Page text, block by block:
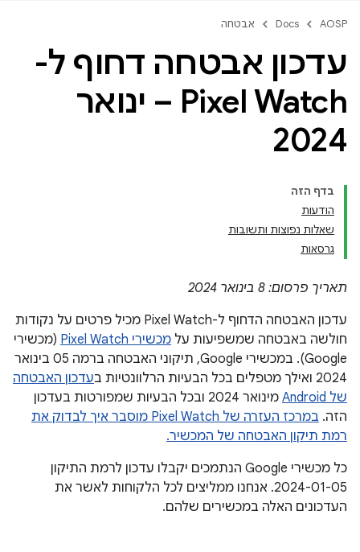
AOSP
Docs אבטחה
עדכון אבטחה דחוף ל-
Pixel Watch – ינואר
2024
בדף הזה
הודעות
שאלות נפוצות ותשובות
גרסאות
תאריך פרסום: 8 בינואר 2024
עדכון האבטחה הדחוף ל-Pixel Watch מכיל פרטים על נקודות
חולשה באבטחה שמשפיעות על מכשירי Pixel Watch
(מכשירי
Google). במכשירי Google, תיקוני האבטחה ברמה 05 בינואר
2024 ואילך מטפלים בכל הבעיות הרלוונטיות ב
עדכון האבטחה
של Android
מינואר 2024 ובכל הבעיות שמפורטות בעדכון
הזה.
במרכז העזרה של Pixel Watch מוסבר איך לבדוק את
רמת תיקון האבטחה של המכשיר.
כל מכשירי Google הנתמכים יקבלו עדכון לרמת התיקון
2024-01-05. אנחנו ממליצים לכל הלקוחות לאשר את
העדכונים האלה במכשירים שלהם.